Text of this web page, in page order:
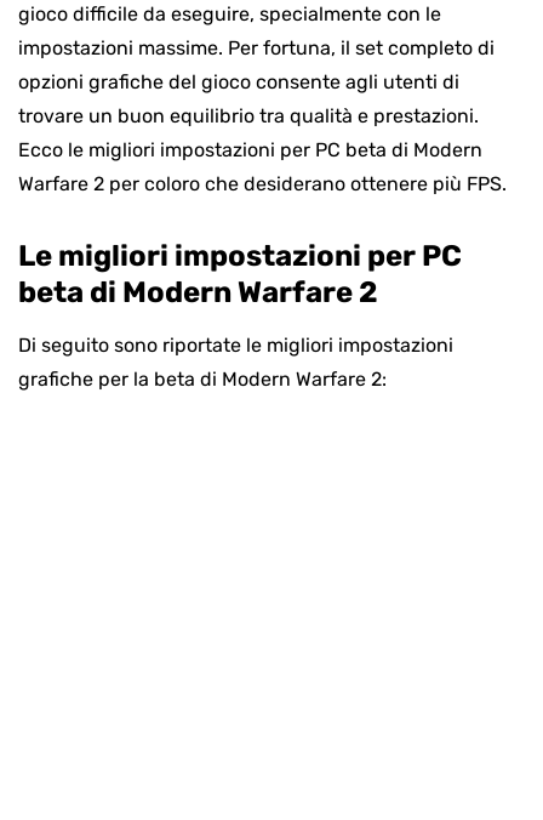
gioco difficile da eseguire, specialmente con le
impostazioni massime. Per fortuna, il set completo di
opzioni grafiche del gioco consente agli utenti di
trovare un buon equilibrio tra qualità e prestazioni.
Ecco le migliori impostazioni per PC beta di Modern
Warfare 2 per coloro che desiderano ottenere più FPS.
Le migliori impostazioni per PC
beta di Modern Warfare 2
Di seguito sono riportate le migliori impostazioni
grafiche per la beta di Modern Warfare 2: